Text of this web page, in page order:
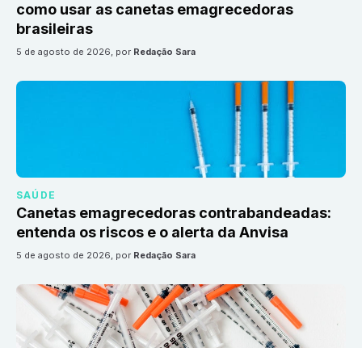
como usar as canetas emagrecedoras
brasileiras
5 de agosto de 2026, por Redação Sara
SAÚDE
Canetas emagrecedoras contrabandeadas:
entenda os riscos e o alerta da Anvisa
5 de agosto de 2026, por Redação Sara